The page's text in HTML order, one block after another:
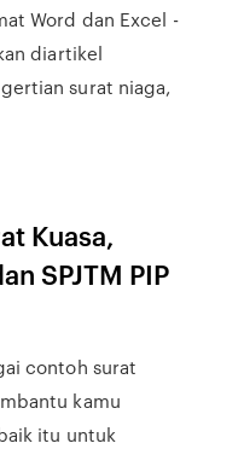
Word dan Excel -
diartikel
surat niaga,
Kuasa,
SPJTM PIP
contoh surat
kamu
itu untuk